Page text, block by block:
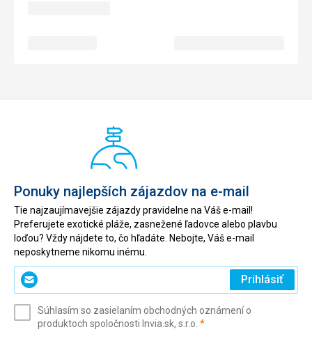
Ponuky najlepších zájazdov na e-mail
Tie najzaujímavejšie zájazdy pravidelne na Váš e-mail!
Preferujete exotické pláže, zasnežené ľadovce alebo plavbu
loďou? Vždy nájdete to, čo hľadáte. Nebojte, Váš e-mail
neposkytneme nikomu inému.
Zadajte
svoj
(povinné)
Prihlásiť
Súhlasím so zasielaním obchodných oznámení o
produktoch spoločnosti Invia.sk, s.r.o. *(povinné)